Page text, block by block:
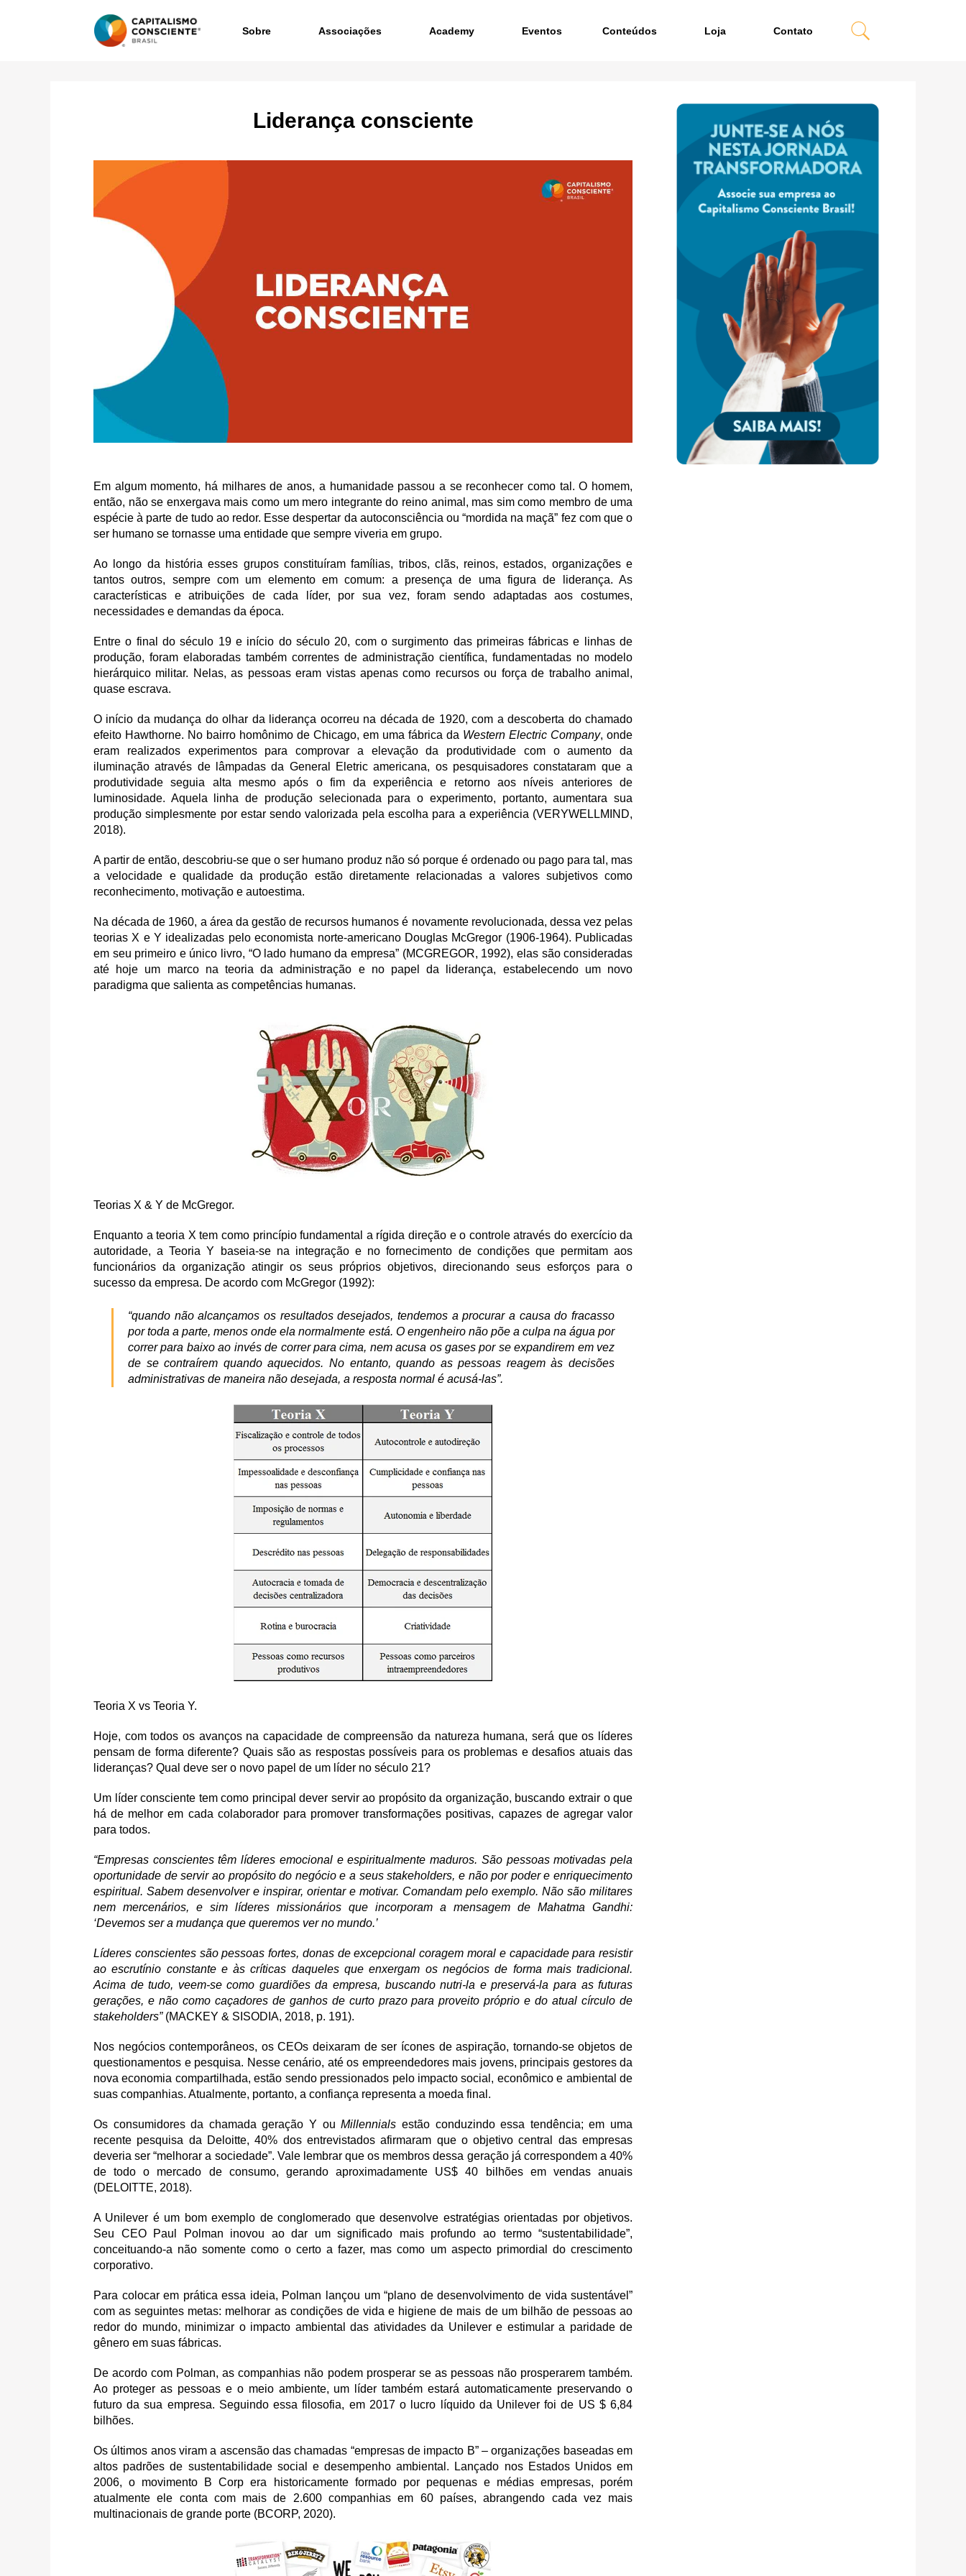
Sobre Associações Academy Eventos Conteúdos Loja Contato
Liderança consciente
Em algum momento, há milhares de anos, a humanidade passou a se reconhecer como tal. O homem,
então, não se enxergava mais como um mero integrante do reino animal, mas sim como membro de uma
espécie à parte de tudo ao redor. Esse despertar da autoconsciência ou “mordida na maçã” fez com que o
ser humano se tornasse uma entidade que sempre viveria em grupo.
Ao longo da história esses grupos constituíram famílias, tribos, clãs, reinos, estados, organizações e
tantos outros, sempre com um elemento em comum: a presença de uma figura de liderança. As
características e atribuições de cada líder, por sua vez, foram sendo adaptadas aos costumes,
necessidades e demandas da época.
Entre o final do século 19 e início do século 20, com o surgimento das primeiras fábricas e linhas de
produção, foram elaboradas também correntes de administração científica, fundamentadas no modelo
hierárquico militar. Nelas, as pessoas eram vistas apenas como recursos ou força de trabalho animal,
quase escrava.
O início da mudança do olhar da liderança ocorreu na década de 1920, com a descoberta do chamado
efeito Hawthorne. No bairro homônimo de Chicago, em uma fábrica da Western Electric Company, onde
eram realizados experimentos para comprovar a elevação da produtividade com o aumento da
iluminação através de lâmpadas da General Eletric americana, os pesquisadores constataram que a
produtividade seguia alta mesmo após o fim da experiência e retorno aos níveis anteriores de
luminosidade. Aquela linha de produção selecionada para o experimento, portanto, aumentara sua
produção simplesmente por estar sendo valorizada pela escolha para a experiência (VERYWELLMIND,
2018).
A partir de então, descobriu-se que o ser humano produz não só porque é ordenado ou pago para tal, mas
a velocidade e qualidade da produção estão diretamente relacionadas a valores subjetivos como
reconhecimento, motivação e autoestima.
Na década de 1960, a área da gestão de recursos humanos é novamente revolucionada, dessa vez pelas
teorias X e Y idealizadas pelo economista norte-americano Douglas McGregor (1906-1964). Publicadas
em seu primeiro e único livro, “O lado humano da empresa” (MCGREGOR, 1992), elas são consideradas
até hoje um marco na teoria da administração e no papel da liderança, estabelecendo um novo
paradigma que salienta as competências humanas.
Teorias X & Y de McGregor.
Enquanto a teoria X tem como princípio fundamental a rígida direção e o controle através do exercício da
autoridade, a Teoria Y baseia-se na integração e no fornecimento de condições que permitam aos
funcionários da organização atingir os seus próprios objetivos, direcionando seus esforços para o
sucesso da empresa. De acordo com McGregor (1992):
“quando não alcançamos os resultados desejados, tendemos a procurar a causa do fracasso
por toda a parte, menos onde ela normalmente está. O engenheiro não põe a culpa na água por
correr para baixo ao invés de correr para cima, nem acusa os gases por se expandirem em vez
de se contraírem quando aquecidos. No entanto, quando as pessoas reagem às decisões
administrativas de maneira não desejada, a resposta normal é acusá-las”.
Teoria X vs Teoria Y.
Hoje, com todos os avanços na capacidade de compreensão da natureza humana, será que os líderes
pensam de forma diferente? Quais são as respostas possíveis para os problemas e desafios atuais das
lideranças? Qual deve ser o novo papel de um líder no século 21?
Um líder consciente tem como principal dever servir ao propósito da organização, buscando extrair o que
há de melhor em cada colaborador para promover transformações positivas, capazes de agregar valor
para todos.
“Empresas conscientes têm líderes emocional e espiritualmente maduros. São pessoas motivadas pela
oportunidade de servir ao propósito do negócio e a seus stakeholders, e não por poder e enriquecimento
espiritual. Sabem desenvolver e inspirar, orientar e motivar. Comandam pelo exemplo. Não são militares
nem mercenários, e sim líderes missionários que incorporam a mensagem de Mahatma Gandhi:
‘Devemos ser a mudança que queremos ver no mundo.’
Líderes conscientes são pessoas fortes, donas de excepcional coragem moral e capacidade para resistir
ao escrutínio constante e às críticas daqueles que enxergam os negócios de forma mais tradicional.
Acima de tudo, veem-se como guardiões da empresa, buscando nutri-la e preservá-la para as futuras
gerações, e não como caçadores de ganhos de curto prazo para proveito próprio e do atual círculo de
stakeholders” (MACKEY & SISODIA, 2018, p. 191).
Nos negócios contemporâneos, os CEOs deixaram de ser ícones de aspiração, tornando-se objetos de
questionamentos e pesquisa. Nesse cenário, até os empreendedores mais jovens, principais gestores da
nova economia compartilhada, estão sendo pressionados pelo impacto social, econômico e ambiental de
suas companhias. Atualmente, portanto, a confiança representa a moeda final.
Os consumidores da chamada geração Y ouMillennials estão conduzindo essa tendência; em uma
recente pesquisa da Deloitte, 40% dos entrevistados afirmaram que o objetivo central das empresas
deveria ser “melhorar a sociedade”. Vale lembrar que os membros dessa geração já correspondem a 40%
de todo o mercado de consumo, gerando aproximadamente US$ 40 bilhões em vendas anuais
(DELOITTE, 2018).
A Unilever é um bom exemplo de conglomerado que desenvolve estratégias orientadas por objetivos.
Seu CEO Paul Polman inovou ao dar um significado mais profundo ao termo “sustentabilidade”,
conceituando-a não somente como o certo a fazer, mas como um aspecto primordial do crescimento
corporativo.
Para colocar em prática essa ideia, Polman lançou um “plano de desenvolvimento de vida sustentável”
com as seguintes metas: melhorar as condições de vida e higiene de mais de um bilhão de pessoas ao
redor do mundo, minimizar o impacto ambiental das atividades da Unilever e estimular a paridade de
gênero em suas fábricas.
De acordo com Polman, as companhias não podem prosperar se as pessoas não prosperarem também.
Ao proteger as pessoas e o meio ambiente, um líder também estará automaticamente preservando o
futuro da sua empresa. Seguindo essa filosofia, em 2017 o lucro líquido da Unilever foi de US $ 6,84
bilhões.
Os últimos anos viram a ascensão das chamadas “empresas de impacto B” – organizações baseadas em
altos padrões de sustentabilidade social e desempenho ambiental. Lançado nos Estados Unidos em
2006, o movimento B Corp era historicamente formado por pequenas e médias empresas, porém
atualmente ele conta com mais de 2.600 companhias em 60 países, abrangendo cada vez mais
multinacionais de grande porte (BCORP, 2020).